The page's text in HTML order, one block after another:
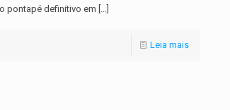
pontapé definitivo em […]
Leia mais